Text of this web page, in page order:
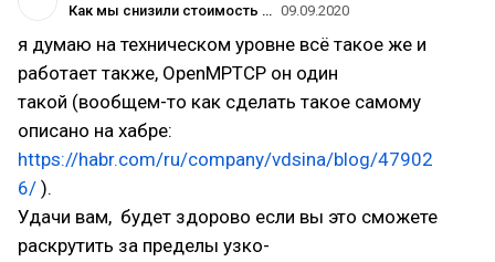
Как мы снизили стоимость интернета в офисе с 25 до 5 тысяч рублей в месяц 09.09.2020
я думаю на техническом уровне всё такое же и
работает также, OpenMPTCP он один
такой (вообщем-то как сделать такое самому
описано на хабре:
https://habr.com/ru/company/vdsina/blog/47902
6/ ).
Удачи вам, будет здорово если вы это сможете
раскрутить за пределы узко-